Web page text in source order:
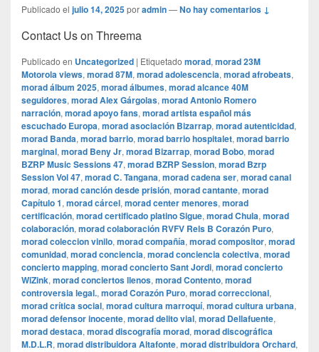
Publicado el julio 14, 2025poradmin—No hay comentarios ↓
Contact Us on Threema
Publicado en Uncategorized | Etiquetado morad, morad 23M
Motorola views, morad 87M, morad adolescencia, morad afrobeats,
morad álbum 2025, morad álbumes, morad alcance 40M
seguidores, morad Alex Gárgolas, morad Antonio Romero
narración, morad apoyo fans, morad artista español más
escuchado Europa, morad asociación Bizarrap, morad autenticidad,
morad Banda, morad barrio, morad barrio hospitalet, morad barrio
marginal, morad Beny Jr, morad Bizarrap, morad Bobo, morad
BZRP Music Sessions 47, morad BZRP Session, morad Bzrp
Session Vol 47, morad C. Tangana, morad cadena ser, morad canal
morad, morad canción desde prisión, morad cantante, morad
Capítulo 1, morad cárcel, morad center menores, morad
certificación, morad certificado platino Sigue, morad Chula, morad
colaboración, morad colaboración RVFV Rels B Corazón Puro,
morad coleccion vinilo, morad compañía, morad compositor, morad
comunidad, morad conciencia, morad conciencia colectiva, morad
concierto mapping, morad concierto Sant Jordi, morad concierto
WiZink, morad conciertos llenos, morad Contento, morad
controversia legal., morad Corazón Puro, morad correccional,
morad crítica social, morad cultura marroquí, morad cultura urbana,
morad defensor inocente, morad delito vial, morad Dellafuente,
morad destaca, morad discografía morad, morad discográfica
M.D.L.R, morad distribuidora Altafonte, morad distribuidora Orchard,